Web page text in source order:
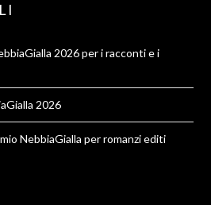
2026 per i racconti e i
2026
NebbiaGialla per romanzi editi